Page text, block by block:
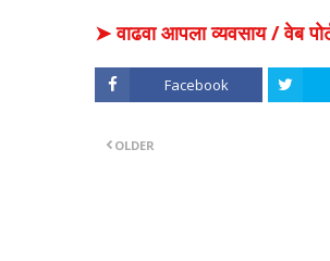
➤ वाढवा आपला व्यवसाय / वेब
Facebook
OLDER